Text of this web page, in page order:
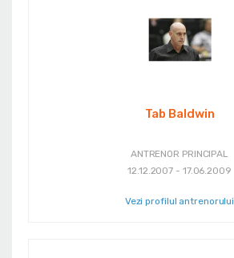
Tab Baldwin
ANTRENOR PRINCIPAL
12.12.2007 - 17.06.2009
Vezi profilul antrenorului